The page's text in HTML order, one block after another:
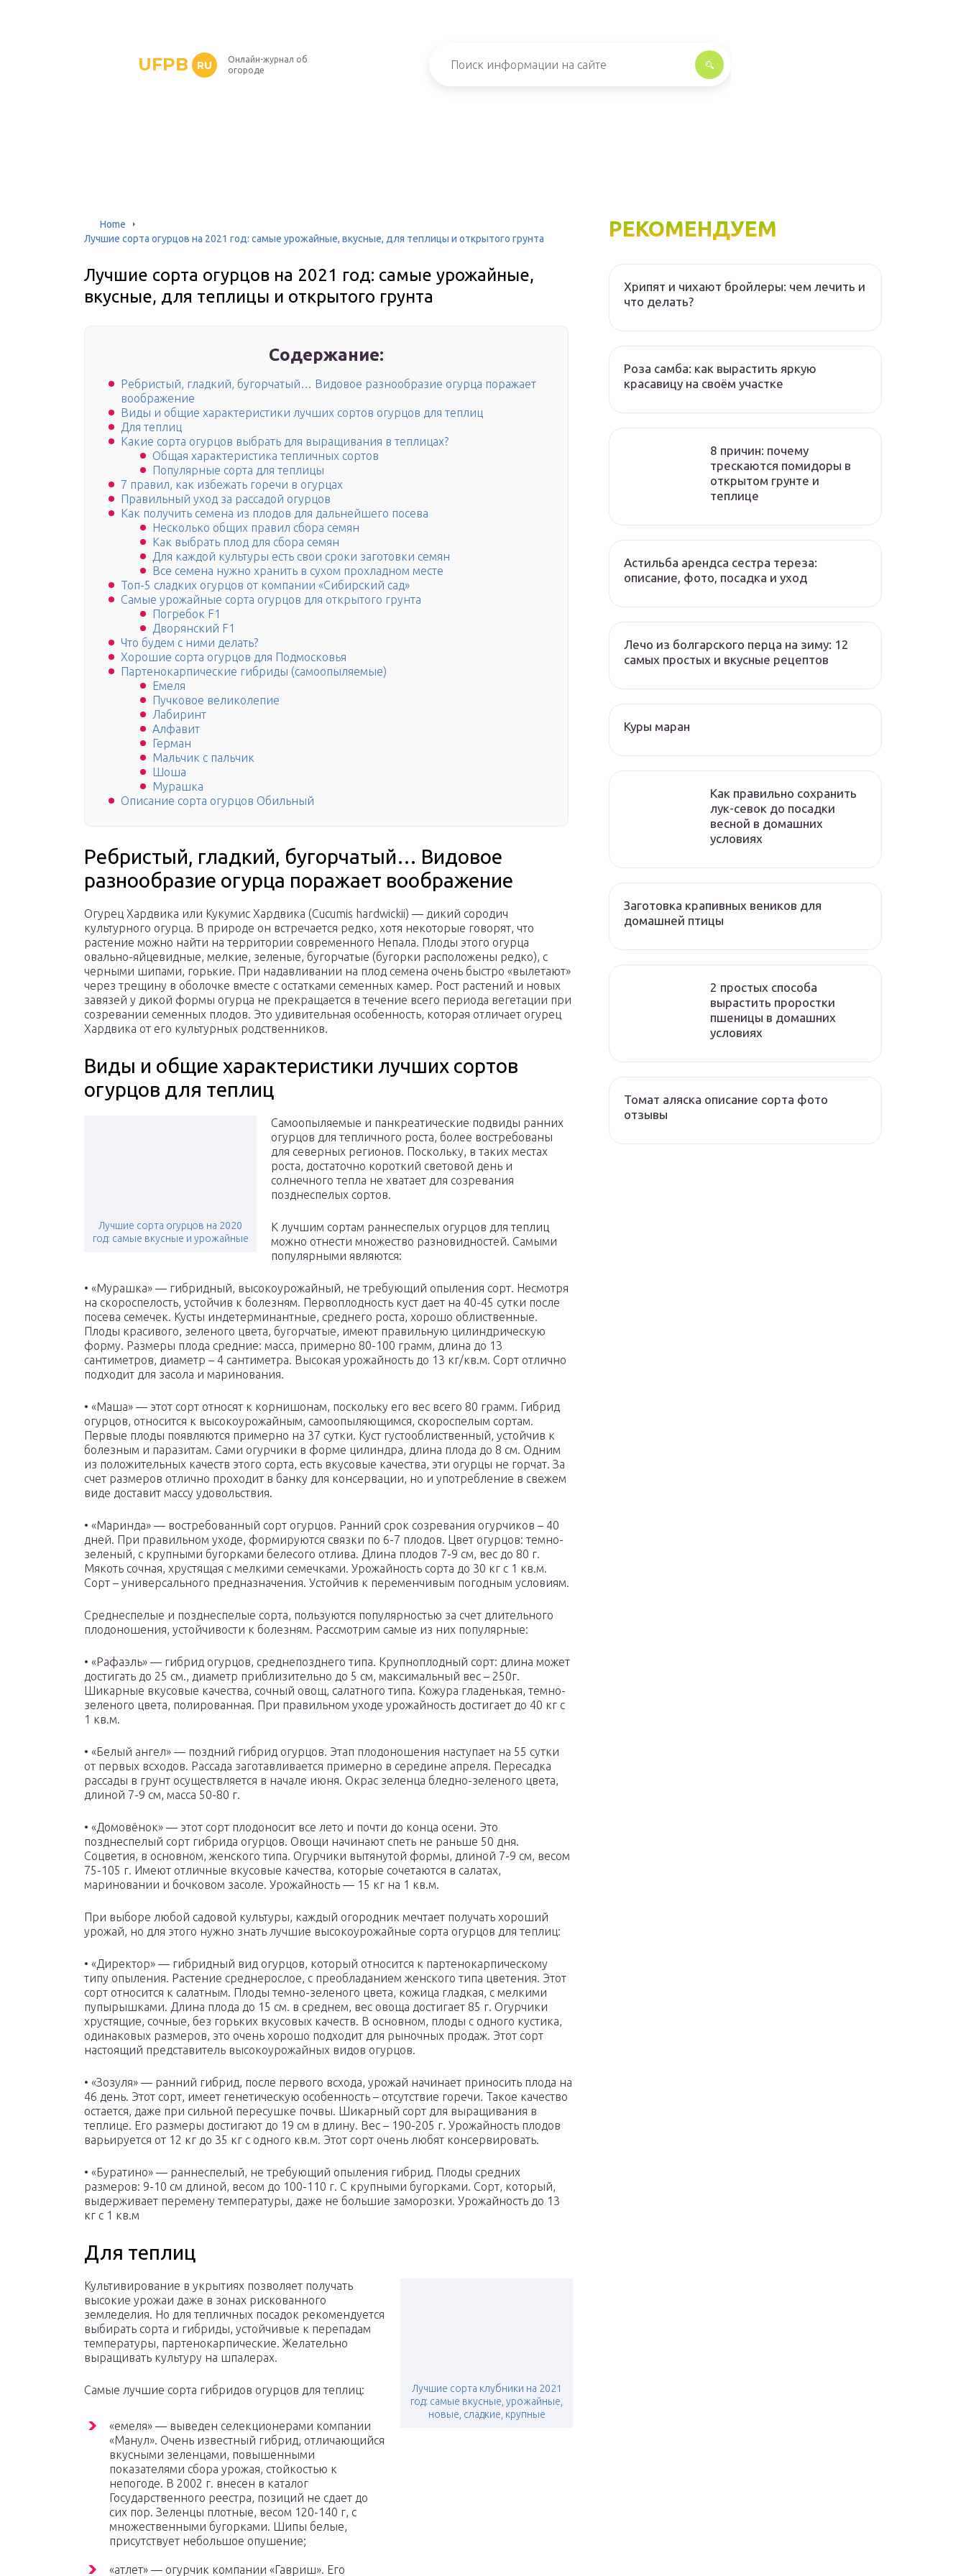
UFPB RU
Онлайн-журнал об
огороде
Home
Лучшие сорта огурцов на 2021 год: самые урожайные, вкусные, для теплицы и открытого грунта
Лучшие сорта огурцов на 2021 год: самые урожайные,
вкусные, для теплицы и открытого грунта
Содержание:
Ребристый, гладкий, бугорчатый… Видовое разнообразие огурца поражает
воображение
Виды и общие характеристики лучших сортов огурцов для теплиц
Для теплиц
Какие сорта огурцов выбрать для выращивания в теплицах?
Общая характеристика тепличных сортов
Популярные сорта для теплицы
7 правил, как избежать горечи в огурцах
Правильный уход за рассадой огурцов
Как получить семена из плодов для дальнейшего посева
Несколько общих правил сбора семян
Как выбрать плод для сбора семян
Для каждой культуры есть свои сроки заготовки семян
Все семена нужно хранить в сухом прохладном месте
Топ-5 сладких огурцов от компании «Сибирский сад»
Самые урожайные сорта огурцов для открытого грунта
Погребок F1
Дворянский F1
Что будем с ними делать?
Хорошие сорта огурцов для Подмосковья
Партенокарпические гибриды (самоопыляемые)
Емеля
Пучковое великолепие
Лабиринт
Алфавит
Герман
Мальчик с пальчик
Шоша
Мурашка
Описание сорта огурцов Обильный
Ребристый, гладкий, бугорчатый… Видовое
разнообразие огурца поражает воображение
Огурец Хардвика или Кукумис Хардвика (Cucumis hardwickii) — дикий сородич
культурного огурца. В природе он встречается редко, хотя некоторые говорят, что
растение можно найти на территории современного Непала. Плоды этого огурца
овально-яйцевидные, мелкие, зеленые, бугорчатые (бугорки расположены редко), с
черными шипами, горькие. При надавливании на плод семена очень быстро «вылетают»
через трещину в оболочке вместе с остатками семенных камер. Рост растений и новых
завязей у дикой формы огурца не прекращается в течение всего периода вегетации при
созревании семенных плодов. Это удивительная особенность, которая отличает огурец
Хардвика от его культурных родственников.
Виды и общие характеристики лучших сортов
огурцов для теплиц
Лучшие сорта огурцов на 2020
год: самые вкусные и урожайные
Самоопыляемые и панкреатические подвиды ранних
огурцов для тепличного роста, более востребованы
для северных регионов. Поскольку, в таких местах
роста, достаточно короткий световой день и
солнечного тепла не хватает для созревания
позднеспелых сортов.
К лучшим сортам раннеспелых огурцов для теплиц
можно отнести множество разновидностей. Самыми
популярными являются:
• «Мурашка» — гибридный, высокоурожайный, не требующий опыления сорт. Несмотря
на скороспелость, устойчив к болезням. Первоплодность куст дает на 40-45 сутки после
посева семечек. Кусты индетерминантные, среднего роста, хорошо облиственные.
Плоды красивого, зеленого цвета, бугорчатые, имеют правильную цилиндрическую
форму. Размеры плода средние: масса, примерно 80-100 грамм, длина до 13
сантиметров, диаметр – 4 сантиметра. Высокая урожайность до 13 кг/кв.м. Сорт отлично
подходит для засола и маринования.
• «Маша» — этот сорт относят к корнишонам, поскольку его вес всего 80 грамм. Гибрид
огурцов, относится к высокоурожайным, самоопыляющимся, скороспелым сортам.
Первые плоды появляются примерно на 37 сутки. Куст густооблиственный, устойчив к
болезным и паразитам. Сами огурчики в форме цилиндра, длина плода до 8 см. Одним
из положительных качеств этого сорта, есть вкусовые качества, эти огурцы не горчат. За
счет размеров отлично проходит в банку для консервации, но и употребление в свежем
виде доставит массу удовольствия.
• «Маринда» — востребованный сорт огурцов. Ранний срок созревания огурчиков – 40
дней. При правильном уходе, формируются связки по 6-7 плодов. Цвет огурцов: темно-
зеленый, с крупными бугорками белесого отлива. Длина плодов 7-9 см, вес до 80 г.
Мякоть сочная, хрустящая с мелкими семечками. Урожайность сорта до 30 кг с 1 кв.м.
Сорт – универсального предназначения. Устойчив к переменчивым погодным условиям.
Среднеспелые и позднеспелые сорта, пользуются популярностью за счет длительного
плодоношения, устойчивости к болезням. Рассмотрим самые из них популярные:
• «Рафаэль» — гибрид огурцов, среднепозднего типа. Крупноплодный сорт: длина может
достигать до 25 см., диаметр приблизительно до 5 см, максимальный вес – 250г.
Шикарные вкусовые качества, сочный овощ, салатного типа. Кожура гладенькая, темно-
зеленого цвета, полированная. При правильном уходе урожайность достигает до 40 кг с
1 кв.м.
• «Белый ангел» — поздний гибрид огурцов. Этап плодоношения наступает на 55 сутки
от первых всходов. Рассада заготавливается примерно в середине апреля. Пересадка
рассады в грунт осуществляется в начале июня. Окрас зеленца бледно-зеленого цвета,
длиной 7-9 см, масса 50-80 г.
• «Домовёнок» — этот сорт плодоносит все лето и почти до конца осени. Это
позднеспелый сорт гибрида огурцов. Овощи начинают спеть не раньше 50 дня.
Соцветия, в основном, женского типа. Огурчики вытянутой формы, длиной 7-9 см, весом
75-105 г. Имеют отличные вкусовые качества, которые сочетаются в салатах,
мариновании и бочковом засоле. Урожайность — 15 кг на 1 кв.м.
При выборе любой садовой культуры, каждый огородник мечтает получать хороший
урожай, но для этого нужно знать лучшие высокоурожайные сорта огурцов для теплиц:
• «Директор» — гибридный вид огурцов, который относится к партенокарпическому
типу опыления. Растение среднерослое, с преобладанием женского типа цветения. Этот
сорт относится к салатным. Плоды темно-зеленого цвета, кожица гладкая, с мелкими
пупырышками. Длина плода до 15 см. в среднем, вес овоща достигает 85 г. Огурчики
хрустящие, сочные, без горьких вкусовых качеств. В основном, плоды с одного кустика,
одинаковых размеров, это очень хорошо подходит для рыночных продаж. Этот сорт
настоящий представитель высокоурожайных видов огурцов.
• «Зозуля» — ранний гибрид, после первого всхода, урожай начинает приносить плода на
46 день. Этот сорт, имеет генетическую особенность – отсутствие горечи. Такое качество
остается, даже при сильной пересушке почвы. Шикарный сорт для выращивания в
теплице. Его размеры достигают до 19 см в длину. Вес – 190-205 г. Урожайность плодов
варьируется от 12 кг до 35 кг с одного кв.м. Этот сорт очень любят консервировать.
• «Буратино» — раннеспелый, не требующий опыления гибрид. Плоды средних
размеров: 9-10 см длиной, весом до 100-110 г. С крупными бугорками. Сорт, который,
выдерживает перемену температуры, даже не большие заморозки. Урожайность до 13
кг с 1 кв.м
Для теплиц
Лучшие сорта клубники на 2021
год: самые вкусные, урожайные,
новые, сладкие, крупные
Культивирование в укрытиях позволяет получать
высокие урожаи даже в зонах рискованного
земледелия. Но для тепличных посадок рекомендуется
выбирать сорта и гибриды, устойчивые к перепадам
температуры, партенокарпические. Желательно
выращивать культуру на шпалерах.
Самые лучшие сорта гибридов огурцов для теплиц:
«емеля» — выведен селекционерами компании
«Манул». Очень известный гибрид, отличающийся
вкусными зеленцами, повышенными
показателями сбора урожая, стойкостью к
непогоде. В 2002 г. внесен в каталог
Государственного реестра, позиций не сдает до
сих пор. Зеленцы плотные, весом 120-140 г, с
множественными бугорками. Шипы белые,
присутствует небольшое опушение;
«атлет» — огурчик компании «Гавриш». Его
РЕКОМЕНДУЕМ
Хрипят и чихают бройлеры: чем лечить и
что делать?
Роза самба: как вырастить яркую
красавицу на своём участке
8 причин: почему
трескаются помидоры в
открытом грунте и
теплице
Астильба арендса сестра тереза:
описание, фото, посадка и уход
Лечо из болгарского перца на зиму: 12
самых простых и вкусные рецептов
Куры маран
Как правильно сохранить
лук-севок до посадки
весной в домашних
условиях
Заготовка крапивных веников для
домашней птицы
2 простых способа
вырастить проростки
пшеницы в домашних
условиях
Томат аляска описание сорта фото
отзывы